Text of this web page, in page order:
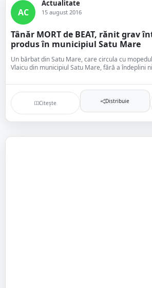
AC
Actualitate
15 august 2016
Tânăr MORT de BEAT, rănit grav
produs în municipiul Satu Mare
Un bărbat din Satu Mare, care circula cu
Vlaicu din municipiul Satu Mare, fără a îndeplini
Citește Distribuie